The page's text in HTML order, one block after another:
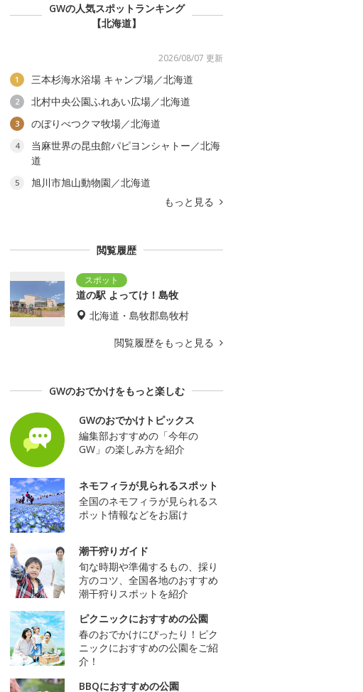
GWの人気スポットランキング
【北海道】
2026/08/07 更新
1 三本杉海水浴場 キャンプ場／北海道
2 北村中央公園ふれあい広場／北海道
3 のぼりべつクマ牧場／北海道
4
当麻世界の昆虫館パピヨンシャトー／北海
道
5
旭川市旭山動物園／北海道
もっと見る
閲覧履歴
道の駅 よってけ！島牧
北海道・島牧郡島牧村
閲覧履歴をもっと見る
GWのおでかけをもっと楽しむ
GWのおでかけトピックス
編集部おすすめの「今年の
GW」の楽しみ方を紹介
ネモフィラが見られるスポット
全国のネモフィラが見られるス
ポット情報などをお届け
潮干狩りガイド
旬な時期や準備するもの、採り
方のコツ、全国各地のおすすめ
潮干狩りスポットを紹介
ピクニックにおすすめの公園
春のおでかけにぴったり！ピク
ニックにおすすめの公園をご紹
介！
BBQにおすすめの公園